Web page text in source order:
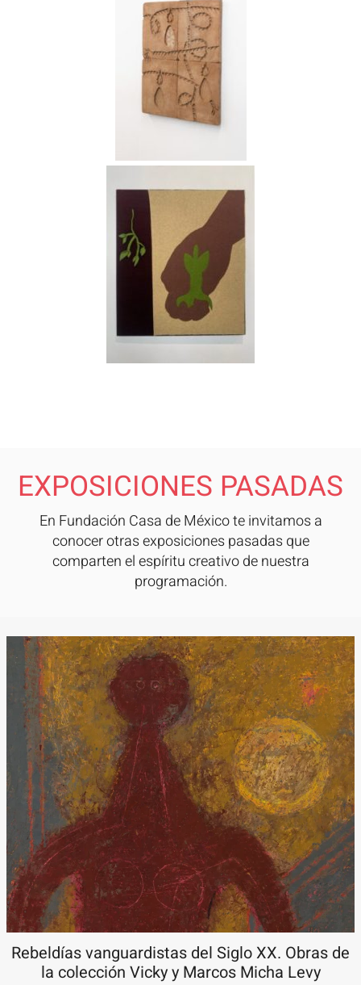
EXPOSICIONES PASADAS
En Fundación Casa de México te invitamos a
conocer otras exposiciones pasadas que
comparten el espíritu creativo de nuestra
programación.
Rebeldías vanguardistas del Siglo XX. Obras de
la colección Vicky y Marcos Micha Levy